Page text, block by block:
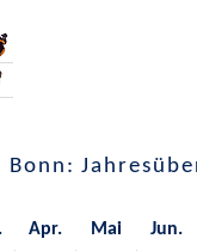
Bonn:
Apr. Mai Jun.